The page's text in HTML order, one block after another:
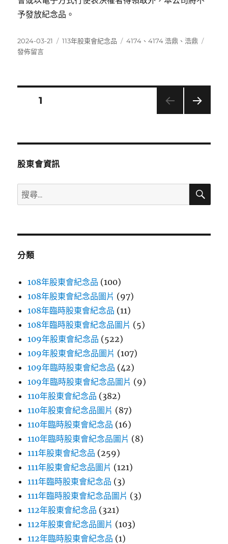
予發放紀念品。
發
佈
2024-03-21
分
113年股東會紀念品
標
4174 、4174 浩鼎 、浩鼎
發佈留言
分
頁次1
股東會資訊
搜
尋
鍵
搜
分類
108年股東會紀念品 (100)
108年股東會紀念品圖片 (97)
108年臨時股東會紀念品 (11)
108年臨時股東會紀念品圖片 (5)
109年股東會紀念品 (522)
109年股東會紀念品圖片 (107)
109年臨時股東會紀念品 (42)
109年臨時股東會紀念品圖片 (9)
110年股東會紀念品 (382)
110年股東會紀念品圖片 (87)
110年臨時股東會紀念品 (16)
110年臨時股東會紀念品圖片 (8)
111年股東會紀念品 (259)
111年股東會紀念品圖片 (121)
111年臨時股東會紀念品 (3)
111年臨時股東會紀念品圖片 (3)
112年股東會紀念品 (321)
112年股東會紀念品圖片 (103)
112年臨時股東會紀念品 (1)